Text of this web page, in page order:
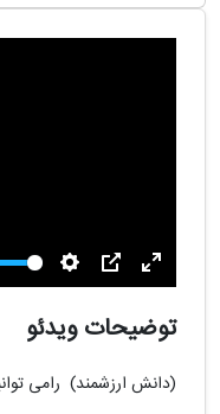
تنظیماتPIP تمام
توضیحات ویدئو
(دانش ارزشمند) رامی توانید در